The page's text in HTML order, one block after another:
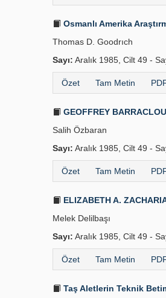
Osmanlı Amerika
Thomas D. Goodrıch
Sayı: Aralık 1985, Cilt 49 -
Özet Tam Metin
GEOFFREY
Salih Özbaran
Sayı: Aralık 1985, Cilt 49 -
Özet Tam Metin
ELIZABETH A.
Melek Delilbaşı
Sayı: Aralık 1985, Cilt 49 -
Özet Tam Metin
Taş Aletlerin Teknik